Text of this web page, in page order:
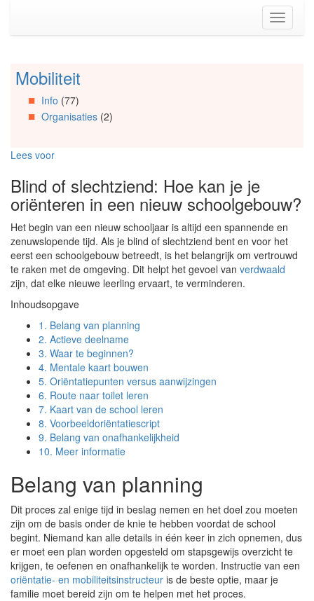
(Accesskey
Toggle
Spring
Artikels
Spring
Spring
Organisaties
Spring
Social
media
Mobiliteit
Info (77)
Organisaties(2)
Lees voor
Blind of slechtziend: Hoe kan je je
oriënteren in een nieuw schoolgebouw?
Het begin van een nieuw schooljaar is altijd een spannende en
zenuwslopende tijd. Als je blind of slechtziend bent en voor het
eerst een schoolgebouw betreedt, is het belangrijk om vertrouwd
te raken met de omgeving. Dit helpt het gevoel van verdwaald
zijn, dat elke nieuwe leerling ervaart, te verminderen.
Inhoudsopgave
1. Belang van planning
2. Actieve deelname
3. Waar te beginnen?
4. Mentale kaart bouwen
5. Oriëntatiepunten versus aanwijzingen
6. Route naar toilet leren
7. Kaart van de school leren
8. Voorbeeldoriëntatiescript
9. Belang van onafhankelijkheid
10. Meer informatie
Belang van planning
Dit proces zal enige tijd in beslag nemen en het doel zou moeten
zijn om de basis onder de knie te hebben voordat de school
begint. Niemand kan alle details in één keer in zich opnemen, dus
er moet een plan worden opgesteld om stapsgewijs overzicht te
krijgen, te oefenen en onafhankelijk te worden. Instructie van een
oriëntatie- en mobiliteitsinstructeur is de beste optie, maar je
familie moet bereid zijn om te helpen met het proces.